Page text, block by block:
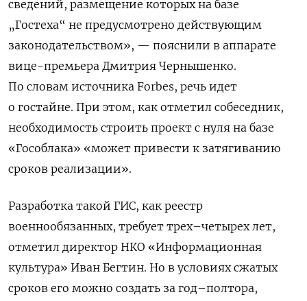
сведений, размещение которых на базе
„Гостеха“ не предусмотрено действующим
законодательством», — пояснили в аппарате
вице-премьера Дмитрия Чернышенко.
По словам источника Forbes, речь идет
о гостайне. При этом, как отметил собеседник,
необходимость строить проект с нуля на базе
«Гособлака» «может привести к затягиванию
сроков реализации».
Разработка такой ГИС, как реестр
военнообязанных, требует трех–четырех лет,
отметил директор НКО «Информационная
культура» Иван Бегтин. Но в условиях сжатых
сроков его можно создать за год–полтора,